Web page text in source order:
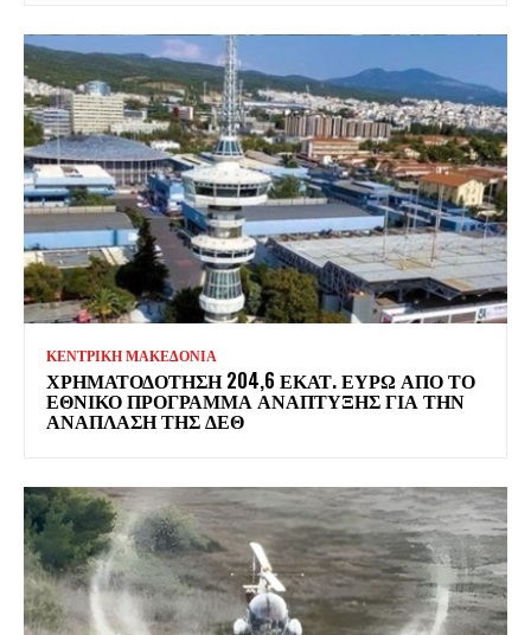
ΚΕΝΤΡΙΚΗ ΜΑΚΕΔΟΝΙΑ
ΧΡΗΜΑΤΟΔΌΤΗΣΗ 204,6 ΕΚΑΤ. ΕΥΡΏ ΑΠΌ ΤΟ
ΕΘΝΙΚΌ ΠΡΌΓΡΑΜΜΑ ΑΝΆΠΤΥΞΗΣ ΓΙΑ ΤΗΝ
ΑΝΆΠΛΑΣΗ ΤΗΣ ΔΕΘ